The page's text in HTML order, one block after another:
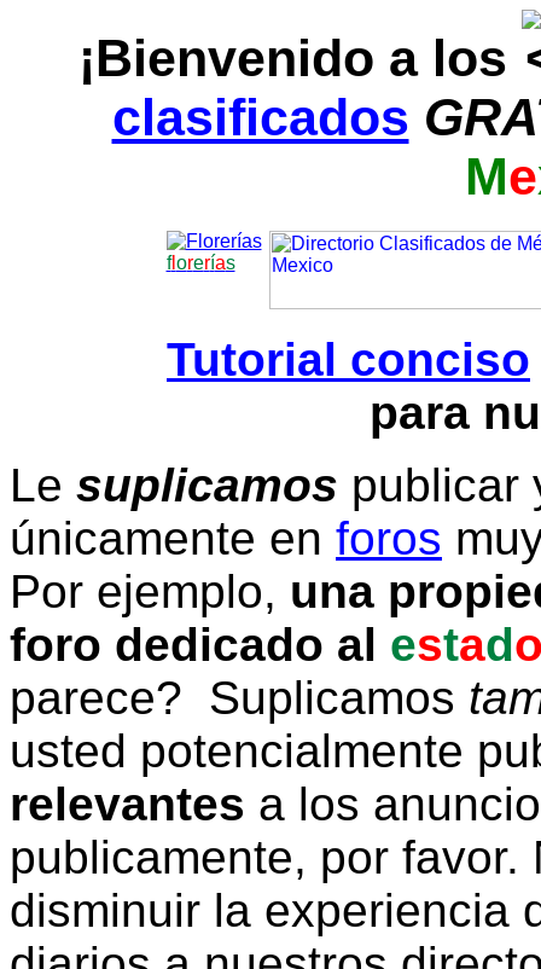
¡Bienvenido a los
clasificados
Me
florerías
Tutorial conciso
para
Le suplicamos publicar
únicamente en foros
Por ejemplo, una
foro dedicado al estad
parece? Suplicamos
usted potencialmente
relevantes a los
publicamente, por
disminuir la experiencia